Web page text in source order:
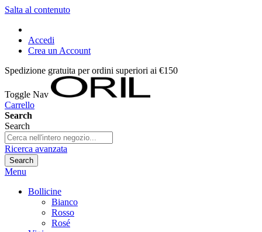
Salta al contenuto
Accedi
Crea un Account
Spedizione gratuita per ordini superiori ai €150
Toggle Nav
Carrello
Search
Search
Ricerca avanzata
Search
Menu
Bollicine
Bianco
Rosso
Rosé